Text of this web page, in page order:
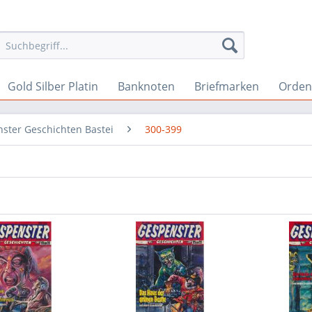
Gold Silber Platin Banknoten Briefmarken
Geschichten Bastei 300-399